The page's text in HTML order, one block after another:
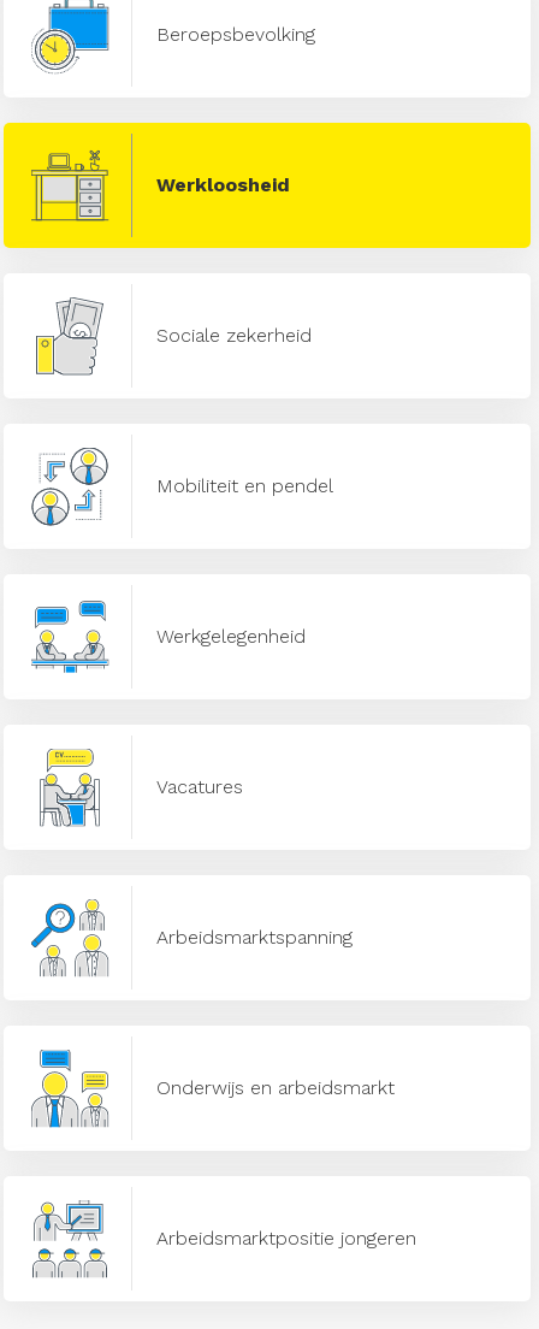
Beroepsbevolking
Werkloosheid
Sociale zekerheid
Mobiliteit en pendel
Werkgelegenheid
Vacatures
Arbeidsmarktspanning
Onderwijs en arbeidsmarkt
Arbeidsmarktpositie jongeren